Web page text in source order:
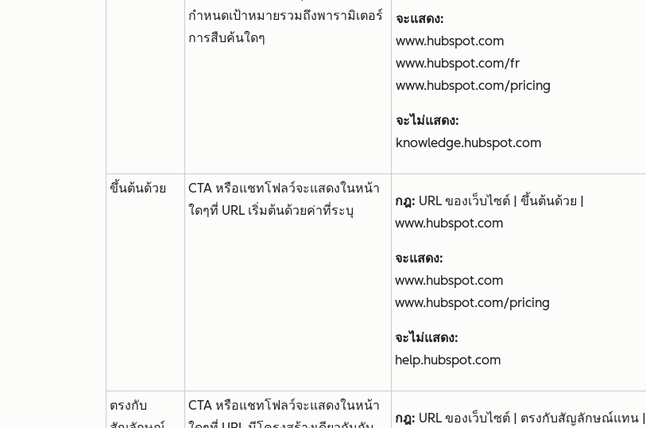
กำหนดเป้าหมายรวมถึงพารามิเตอร์
การสืบค้นใดๆ
จะแสดง:
www.hubspot.com
www.hubspot.com/fr
www.hubspot.com/pricing
จะไม่แสดง:
knowledge.hubspot.com
ขึ้นต้นด้วย
CTA หรือแชทโฟลว์จะแสดงในหน้า
ใดๆที่ URL เริ่มต้นด้วยค่าที่ระบุ
กฎ: URL ของเว็บไซต์ | ขึ้นต้นด้วย |
www.hubspot.com
จะแสดง:
www.hubspot.com
www.hubspot.com/pricing
จะไม่แสดง:
help.hubspot.com
ตรงกับ
CTA หรือแชทโฟลว์จะแสดงในหน้า
กฎ: URL ของเว็บไซต์ | ตรงกับสัญลักษณ์แทน |